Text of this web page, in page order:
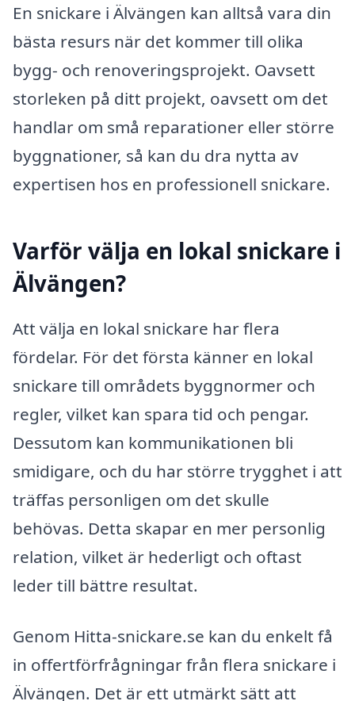
En snickare i Älvängen kan alltså vara din
bästa resurs när det kommer till olika
bygg- och renoveringsprojekt. Oavsett
storleken på ditt projekt, oavsett om det
handlar om små reparationer eller större
byggnationer, så kan du dra nytta av
expertisen hos en professionell snickare.
Varför välja en lokal snickare i
Älvängen?
Att välja en lokal snickare har flera
fördelar. För det första känner en lokal
snickare till områdets byggnormer och
regler, vilket kan spara tid och pengar.
Dessutom kan kommunikationen bli
smidigare, och du har större trygghet i att
träffas personligen om det skulle
behövas. Detta skapar en mer personlig
relation, vilket är hederligt och oftast
leder till bättre resultat.
Genom Hitta-snickare.se kan du enkelt få
in offertförfrågningar från flera snickare i
Älvängen. Det är ett utmärkt sätt att